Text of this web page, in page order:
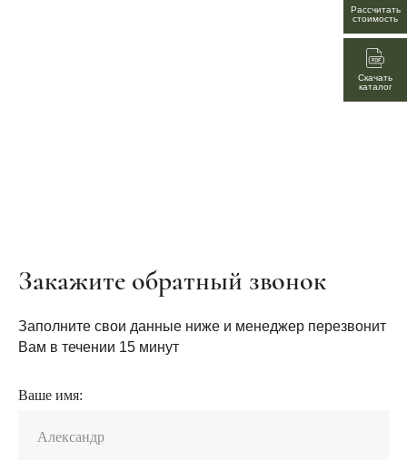
Рассчитать
стоимость
Скачать
каталог
Закажите обратный звонок
Заполните свои данные ниже и менеджер перезвонит
Вам в течении 15 минут
Ваше имя: